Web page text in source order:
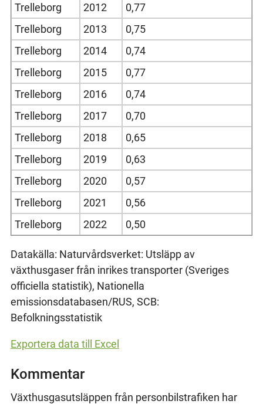
Trelleborg
2012
0,77
Trelleborg
2013
0,75
Trelleborg
2014
0,74
Trelleborg
2015
0,77
Trelleborg
2016
0,74
Trelleborg
2017
0,70
Trelleborg
2018
0,65
Trelleborg
2019
0,63
Trelleborg
2020
0,57
Trelleborg
2021
0,56
Trelleborg
2022 0,50
Datakälla: Naturvårdsverket: Utsläpp av
växthusgaser från inrikes transporter (Sveriges
officiella statistik), Nationella
emissionsdatabasen/RUS, SCB:
Befolkningsstatistik
Exportera data till Excel
Kommentar
Växthusgasutsläppen från personbilstrafiken har